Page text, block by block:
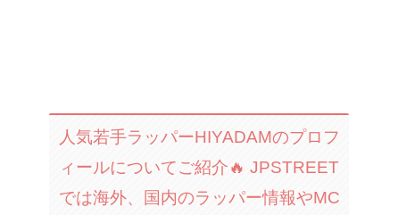
人気若手ラッパーHIYADAMのプロフ
ィールについてご紹介🔥 JPSTREET
では海外、国内のラッパー情報やMC